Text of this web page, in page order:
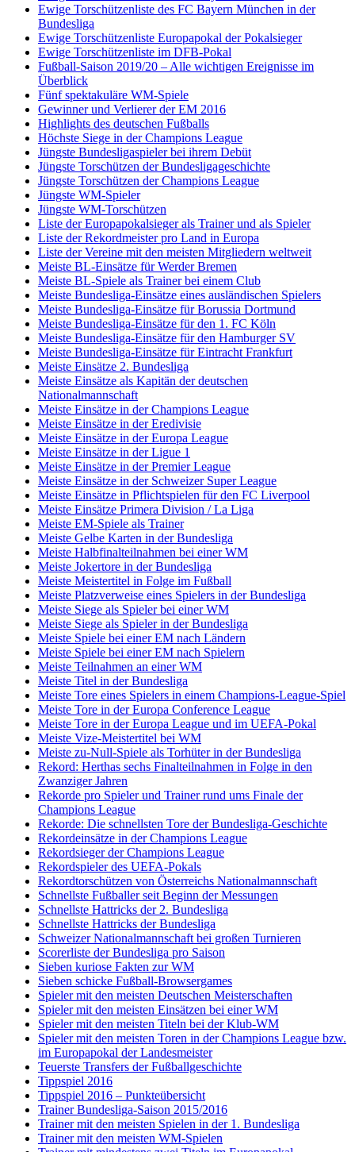
Ewige Torschützenliste des FC Bayern München in der
Bundesliga
Ewige Torschützenliste Europapokal der Pokalsieger
Ewige Torschützenliste im DFB-Pokal
Fußball-Saison 2019/20 – Alle wichtigen Ereignisse im
Überblick
Fünf spektakuläre WM-Spiele
Gewinner und Verlierer der EM 2016
Highlights des deutschen Fußballs
Höchste Siege in der Champions League
Jüngste Bundesligaspieler bei ihrem Debüt
Jüngste Torschützen der Bundesligageschichte
Jüngste Torschützen der Champions League
Jüngste WM-Spieler
Jüngste WM-Torschützen
Liste der Europapokalsieger als Trainer und als Spieler
Liste der Rekordmeister pro Land in Europa
Liste der Vereine mit den meisten Mitgliedern weltweit
Meiste BL-Einsätze für Werder Bremen
Meiste BL-Spiele als Trainer bei einem Club
Meiste Bundesliga-Einsätze eines ausländischen Spielers
Meiste Bundesliga-Einsätze für Borussia Dortmund
Meiste Bundesliga-Einsätze für den 1. FC Köln
Meiste Bundesliga-Einsätze für den Hamburger SV
Meiste Bundesliga-Einsätze für Eintracht Frankfurt
Meiste Einsätze 2. Bundesliga
Meiste Einsätze als Kapitän der deutschen
Nationalmannschaft
Meiste Einsätze in der Champions League
Meiste Einsätze in der Eredivisie
Meiste Einsätze in der Europa League
Meiste Einsätze in der Ligue 1
Meiste Einsätze in der Premier League
Meiste Einsätze in der Schweizer Super League
Meiste Einsätze in Pflichtspielen für den FC Liverpool
Meiste Einsätze Primera Division / La Liga
Meiste EM-Spiele als Trainer
Meiste Gelbe Karten in der Bundesliga
Meiste Halbfinalteilnahmen bei einer WM
Meiste Jokertore in der Bundesliga
Meiste Meistertitel in Folge im Fußball
Meiste Platzverweise eines Spielers in der Bundesliga
Meiste Siege als Spieler bei einer WM
Meiste Siege als Spieler in der Bundesliga
Meiste Spiele bei einer EM nach Ländern
Meiste Spiele bei einer EM nach Spielern
Meiste Teilnahmen an einer WM
Meiste Titel in der Bundesliga
Meiste Tore eines Spielers in einem Champions-League-Spiel
Meiste Tore in der Europa Conference League
Meiste Tore in der Europa League und im UEFA-Pokal
Meiste Vize-Meistertitel bei WM
Meiste zu-Null-Spiele als Torhüter in der Bundesliga
Rekord: Herthas sechs Finalteilnahmen in Folge in den
Zwanziger Jahren
Rekorde pro Spieler und Trainer rund ums Finale der
Champions League
Rekorde: Die schnellsten Tore der Bundesliga-Geschichte
Rekordeinsätze in der Champions League
Rekordsieger der Champions League
Rekordspieler des UEFA-Pokals
Rekordtorschützen von Österreichs Nationalmannschaft
Schnellste Fußballer seit Beginn der Messungen
Schnellste Hattricks der 2. Bundesliga
Schnellste Hattricks der Bundesliga
Schweizer Nationalmannschaft bei großen Turnieren
Scorerliste der Bundesliga pro Saison
Sieben kuriose Fakten zur WM
Sieben schicke Fußball-Browsergames
Spieler mit den meisten Deutschen Meisterschaften
Spieler mit den meisten Einsätzen bei einer WM
Spieler mit den meisten Titeln bei der Klub-WM
Spieler mit den meisten Toren in der Champions League bzw.
im Europapokal der Landesmeister
Teuerste Transfers der Fußballgeschichte
Tippspiel 2016
Tippspiel 2016 – Punkteübersicht
Trainer Bundesliga-Saison 2015/2016
Trainer mit den meisten Spielen in der 1. Bundesliga
Trainer mit den meisten WM-Spielen